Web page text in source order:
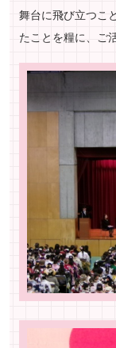
舞台に飛び立つこ
たことを糧に、ご